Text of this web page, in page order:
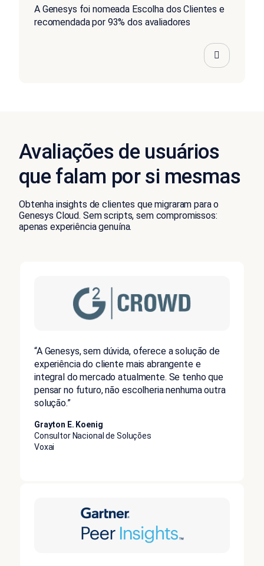
A Genesys foi nomeada Escolha dos Clientes e
recomendada por 93% dos avaliadores
Avaliações de usuários
que falam por si mesmas
Obtenha insights de clientes que migraram para o
Genesys Cloud. Sem scripts, sem compromissos:
apenas experiência genuína.
“A Genesys, sem dúvida, oferece a solução de
experiência do cliente mais abrangente e
integral do mercado atualmente. Se tenho que
pensar no futuro, não escolheria nenhuma outra
solução.”
Grayton E. Koenig
Consultor Nacional de Soluções
Voxai